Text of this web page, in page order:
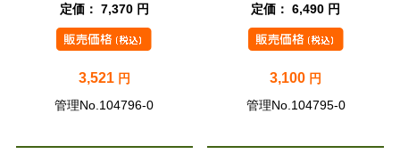
定価： 7,370 円
3,521 円
管理No.104796-0
定価： 6,490 円
3,100 円
管理No.104795-0